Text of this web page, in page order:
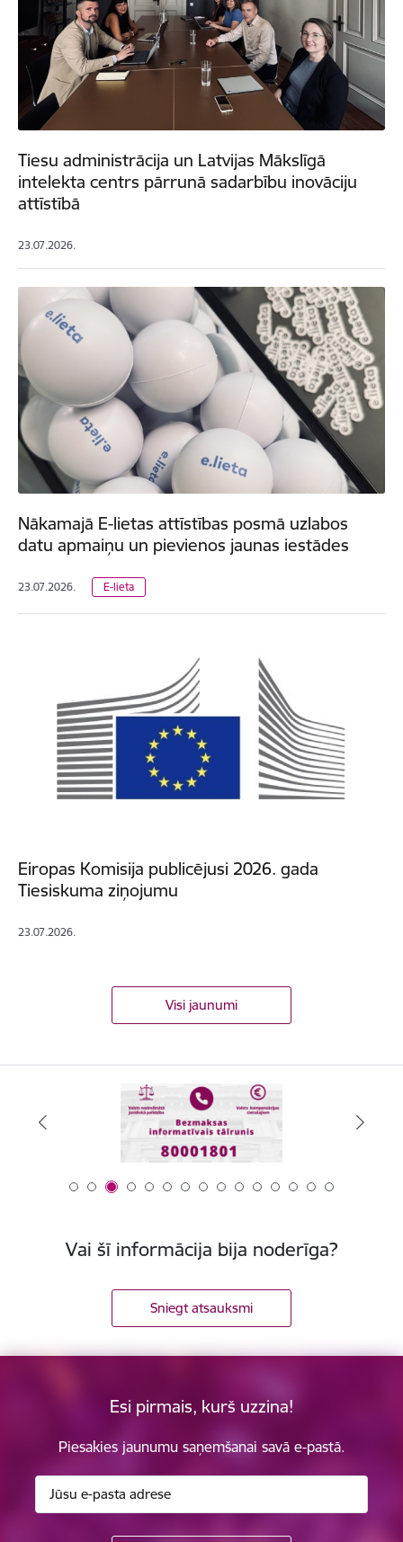
Tiesu administrācija un Latvijas Mākslīgā
intelekta centrs pārrunā sadarbību inovāciju
attīstībā
23.07.2026.
Nākamajā E-lietas attīstības posmā uzlabos
datu apmaiņu un pievienos jaunas iestādes
23.07.2026. E-lieta
Eiropas Komisija publicējusi 2026. gada
Tiesiskuma ziņojumu
23.07.2026.
Visi jaunumi
Vai šī informācija bija noderīga?
Sniegt atsauksmi
Esi pirmais, kurš uzzina!
Piesakies jaunumu saņemšanai savā e-pastā.